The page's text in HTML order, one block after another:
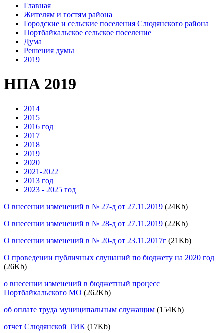
Главная
Жителям и гостям района
Городские и сельские поселения Слюдянского района
Портбайкальское сельское поселение
Дума
Решения думы
2019
НПА 2019
2014
2015
2016 год
2017
2018
2019
2020
2021-2022
2013 год
2023 - 2025 год
О внесении изменений в № 27-д от 27.11.2019 (24Kb)
О внесении изменений в № 28-д от 27.11.2019 (22Kb)
О внесении изменений в № 20-д от 23.11.2017г (21Kb)
О проведении публичных слушаний по бюджету на 2020 год
(26Kb)
о внесении изменений в бюджетный процесс
Портбайкальского МО (262Kb)
об оплате труда муниципальным служащим (154Kb)
отчет Слюдянской ТИК (17Kb)